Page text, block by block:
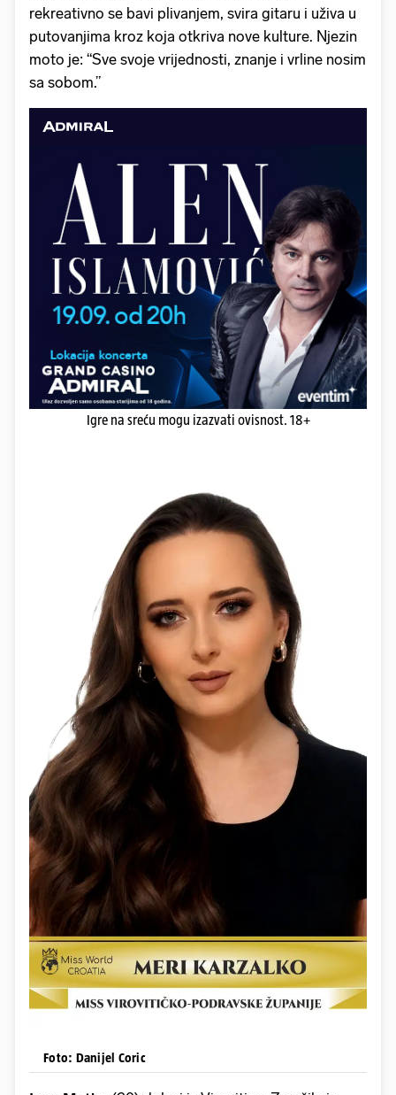
rekreativno se bavi plivanjem, svira gitaru i uživa u
putovanjima kroz koja otkriva nove kulture. Njezin
moto je: “Sve svoje vrijednosti, znanje i vrline nosim
sa sobom.”
Igre na sreću mogu izazvati ovisnost. 18+
Foto: Danijel Coric